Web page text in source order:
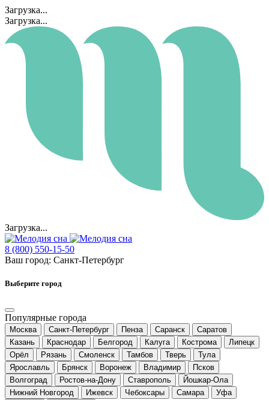
Загрузка...
Загрузка...
Загрузка...
8 (800) 550-15-50
Ваш город: Санкт-Петербург
Выберите город
Популярные города
Москва Санкт-Петербург Пенза Саранск
Саратов
Казань
Краснодар Белгород Калуга Кострома
Липецк
Орёл
Рязань Смоленск Тамбов Тверь
Тула
Ярославль
Брянск Воронеж Владимир
Псков
Волгоград
Ростов-на-Дону Ставрополь
Йошкар-Ола
Нижний Новгород
Ижевск Чебоксары Самара
Уфа